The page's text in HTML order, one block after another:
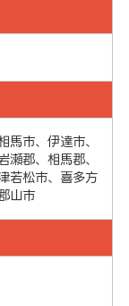
馬市、伊達市、
瀬郡、相馬郡、
若松市、喜多方
山市